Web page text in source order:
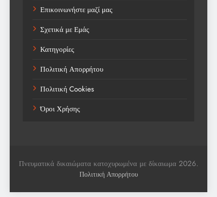
Weather
Αγορά
Αγορά Εργασίας
Αγροτικά Νέα
Αεροπορία
Αθλήματα
Αθλητικές Βιογραφίες
Επικοινωνήστε μαζί μας
Σχετικά με Εμάς
Κατηγορίες
Πολιτική Απορρήτου
Πολιτική Cookies
Όροι Χρήσης
Πνευματικά δικαιώματα κατοχυρωμένα με δίκαιωμα 2026.
Πολιτική Απορρήτου